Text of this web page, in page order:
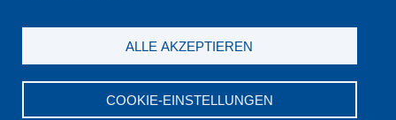
COOKIE-EINSTELLUNGEN
ALLE AKZEPTIEREN
DGB-Bildungswerk NRW e.V. © 2026